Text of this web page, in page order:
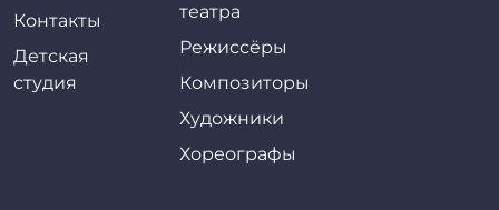
Контакты
Детская
студия
театра
Режиссёры
Композиторы
Художники
Хореографы